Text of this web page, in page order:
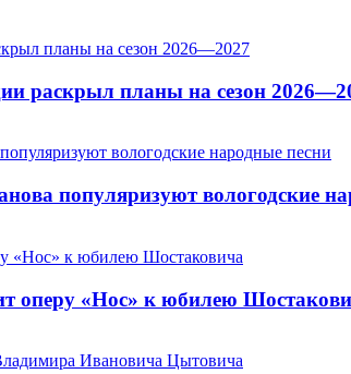
раскрыл планы на сезон
популяризуют вологодские
оперу «Нос» к юбилею